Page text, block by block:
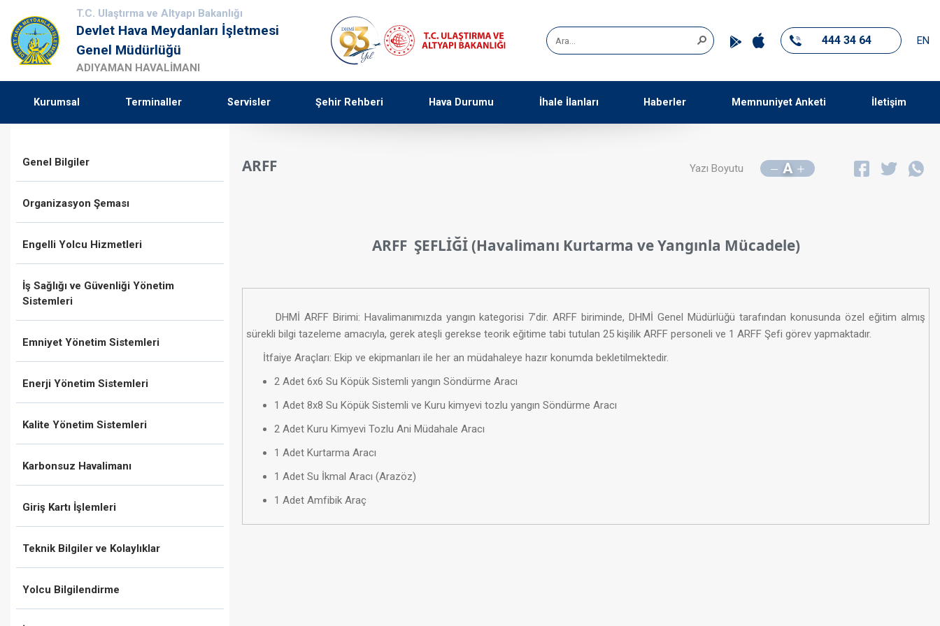
T.C. Ulaştırma ve Altyapı Bakanlığı
Devlet Hava Meydanları İşletmesi
Genel Müdürlüğü
ADIYAMAN HAVALİMANI
444 34 64 EN
Kurumsal Terminaller Servisler Şehir Rehberi Hava Durumu İhale İlanları Haberler Memnuniyet Anketi İletişim
Genel Bilgiler
Organizasyon Şeması
Engelli Yolcu Hizmetleri
İş Sağlığı ve Güvenliği Yönetim
Sistemleri
Emniyet Yönetim Sistemleri
Enerji Yönetim Sistemleri
Kalite Yönetim Sistemleri
Karbonsuz Havalimanı
Giriş Kartı İşlemleri
Teknik Bilgiler ve Kolaylıklar
Yolcu Bilgilendirme
ARFF Yazı Boyutu A
ARFF ŞEFLİĞİ (Havalimanı Kurtarma ve Yangınla Mücadele)
​ DHMİ ARFF Birimi: Havalimanımızda yangın kategorisi 7’dir. ARFF biriminde, DHMİ Genel Müdürlüğü tarafından konusunda özel eğitim almış
sürekli bilgi tazeleme amacıyla, gerek ateşli gerekse teorik eğitime tabi tutulan 25 kişilik ARFF personeli ve 1 ARFF Şefi görev yapmaktadır.​
İtfaiye Araçları: Ekip ve ekipmanları ile her an müdahaleye ​hazır konumda bekletilmektedir.
2 Adet 6x6 Su Köpük Sistemli yangın Söndürme Aracı ​
1 Adet 8x8 Su Köpük Sistemli ve Kuru kimyevi tozlu yangın Söndürme Aracı
2 Adet Kuru Kimyevi Tozlu Ani Müdahale Aracı
1 Adet Kurtarma Aracı
1 Adet Su İkmal Aracı (Arazöz)
1 Adet Amfibik Araç